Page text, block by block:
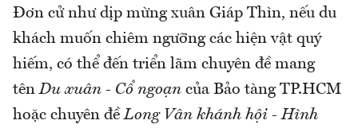
Đơn cử như dịp mừng xuân Giáp Thìn, nếu du
khách muốn chiêm ngưỡng các hiện vật quý
hiếm, có thể đến triển lãm chuyên đề mang
tênDu xuân - Cổ ngoạn của Bảo tàng TP.HCM
hoặc chuyên đềLong Vân khánh hội - Hình